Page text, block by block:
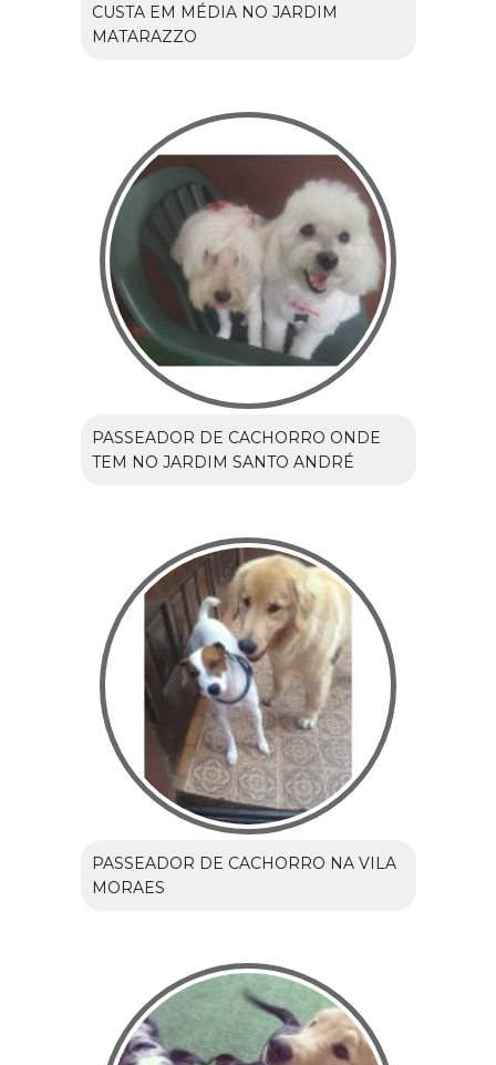
CUSTA EM MÉDIA NO JARDIM
MATARAZZO
PASSEADOR DE CACHORRO ONDE
TEM NO JARDIM SANTO ANDRÉ
PASSEADOR DE CACHORRO NA VILA
MORAES